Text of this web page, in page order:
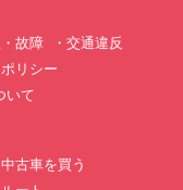
故障
交通違反
リシー
いて
古車を買う